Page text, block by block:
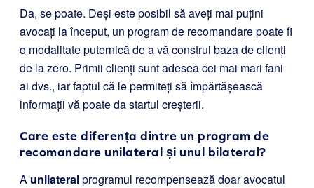
Da, se poate. Deși este posibil să aveți mai puțini
avocați la început, un program de recomandare poate fi
o modalitate puternică de a vă construi baza de clienți
de la zero. Primii clienți sunt adesea cei mai mari fani
ai dvs., iar faptul că le permiteți să împărtășească
informații vă poate da startul creșterii.
Care este diferența dintre un program de
recomandare unilateral și unul bilateral?
A unilateralprogramul recompensează doar avocatul